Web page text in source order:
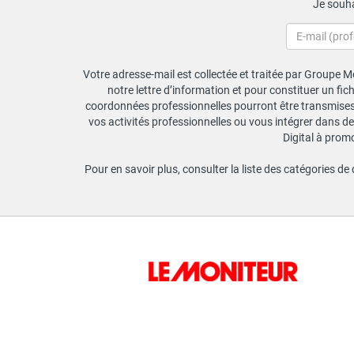
Je
Votre adresse-mail est collectée et traitée par Groupe
notre lettre d’information et pour constituer un
coordonnées professionnelles pourront être
vos activités professionnelles ou vous intégrer dans
Digital à
Pour en savoir plus, consulter la liste des catégories